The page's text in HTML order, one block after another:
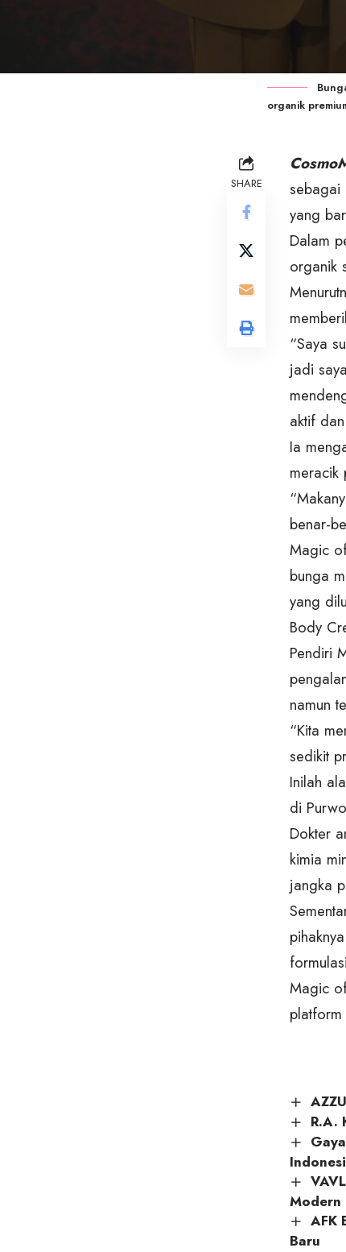
organik
SHARE
sebagai
yang
Dalam
organik
“Saya
jadi
aktif
Ia
meracik
benar-
Magic
bunga
yang
Body
Pendiri
namun
“Kita
sedikit
Inilah
di
Dokter
kimia
jangka
Magic
R.A.
Modern
AFK
Baru